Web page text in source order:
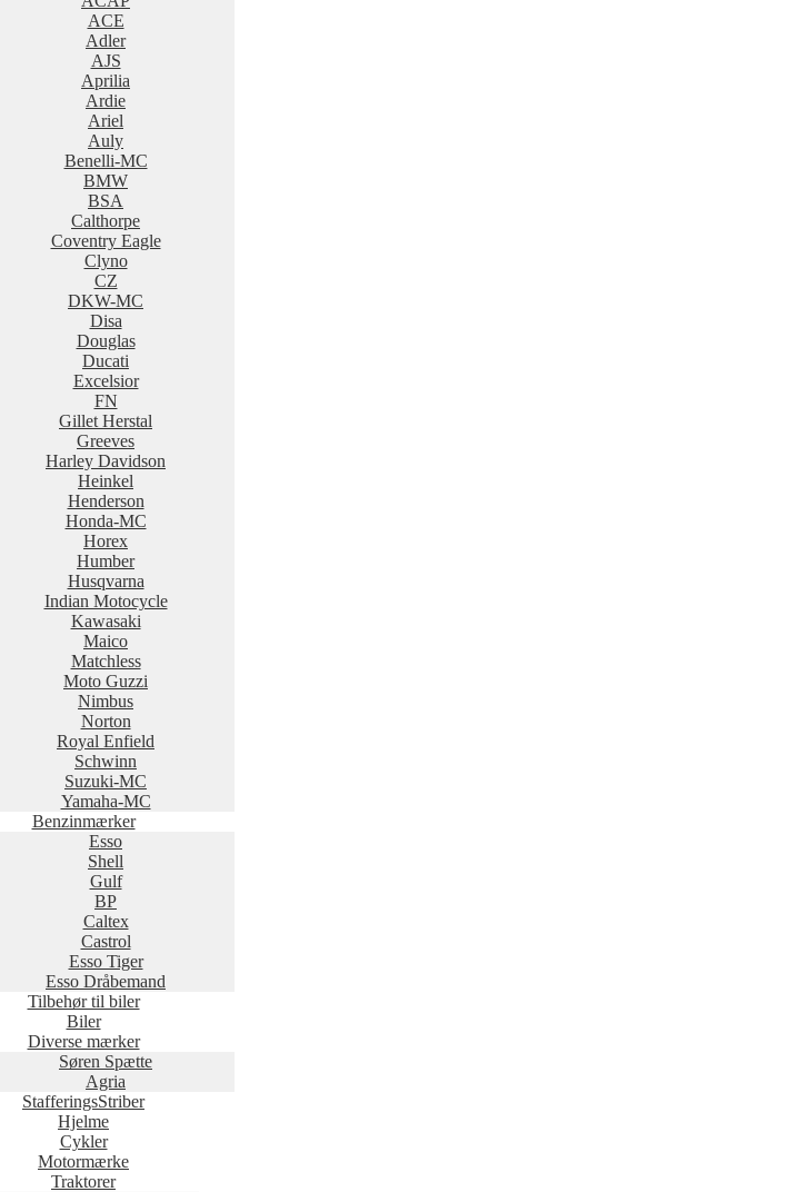
ACE
Adler
AJS
Aprilia
Ardie
Ariel
Auly
Benelli-MC
BMW
BSA
Calthorpe
Coventry Eagle
Clyno
CZ
DKW-MC
Disa
Douglas
Ducati
Excelsior
FN
Gillet Herstal
Greeves
Harley Davidson
Heinkel
Henderson
Honda-MC
Horex
Humber
Husqvarna
Indian Motocycle
Kawasaki
Maico
Matchless
Moto Guzzi
Nimbus
Norton
Royal Enfield
Schwinn
Suzuki-MC
Yamaha-MC
Benzinmærker
Esso
Shell
Gulf
BP
Caltex
Castrol
Esso Tiger
Esso Dråbemand
Tilbehør til biler
Biler
Diverse mærker
Søren Spætte
Agria
StafferingsStriber
Hjelme
Cykler
Motormærke
Traktorer